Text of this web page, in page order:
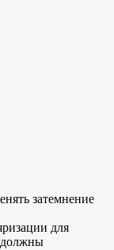
затемнение
для
должны